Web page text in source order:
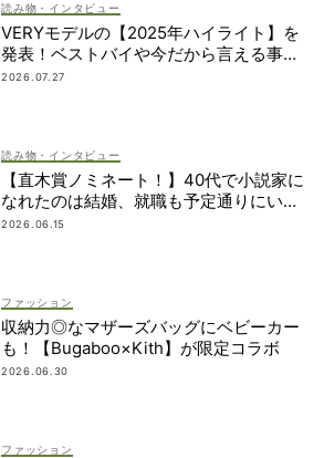
読み物・インタビュー
VERYモデルの【2025年ハイライト】を
発表！ベストバイや今だから言える事件
簿も大公開
2026.07.27
読み物・インタビュー
【直木賞ノミネート！】40代で小説家に
なれたのは結婚、就職も予定通りにいか
なかったから｜朝倉かすみさん
2026.06.15
ファッション
収納力◎なマザーズバッグにベビーカー
も！【Bugaboo×Kith】が限定コラボ
2026.06.30
ファッション